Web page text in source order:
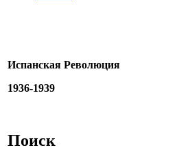
Испанская Революция
1936-1939
Поиск